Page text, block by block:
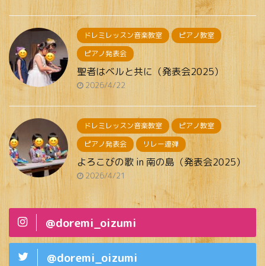
ドレミレッスン音楽教室
ピアノ教室
ピアノ発表会
聖者はベルと共に（発表会2025）
2026/4/22
ドレミレッスン音楽教室
ピアノ教室
ピアノ発表会
リレー連弾
よろこびの歌 in 南の島（発表会2025）
2026/4/21
@doremi_oizumi
@doremi_oizumi